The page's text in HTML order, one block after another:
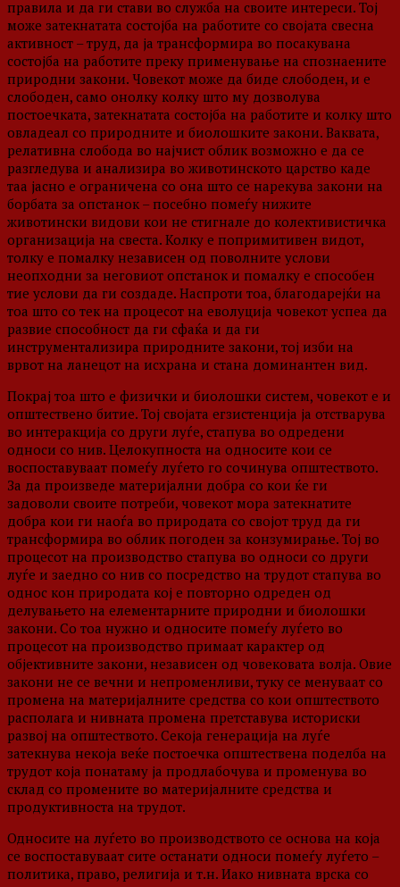
правила и да ги стави во служба на своите интереси. Тој
може затекнатата состојба на работите со својата свесна
активност – труд, да ја трансформира во посакувана
состојба на работите преку применување на спознаените
природни закони. Човекот може да биде слободен, и е
слободен, само онолку колку што му дозволува
постоечката, затекнатата состојба на работите и колку што
овладеал со природните и биолошките закони. Ваквата,
релативна слобода во најчист облик возможно е да се
разгледува и анализира во животинското царство каде
таа јасно е ограничена со она што се нарекува закони на
борбата за опстанок – посебно помеѓу нижите
животински видови кои не стигнале до колективистичка
организација на свеста. Колку е попримитивен видот,
толку е помалку независен од поволните услови
неопходни за неговиот опстанок и помалку е способен
тие услови да ги создаде. Наспроти тоа, благодарејќи на
тоа што со тек на процесот на еволуција човекот успеа да
развие способност да ги сфаќа и да ги
инструментализира природните закони, тој изби на
врвот на ланецот на исхрана и стана доминантен вид.
Покрај тоа што е физички и биолошки систем, човекот е и
општествено битие. Тој својата егзистенција ја отстварува
во интеракција со други луѓе, стапува во одредени
односи со нив. Целокупноста на односите кои се
воспоставуваат помеѓу луѓето го сочинува општеството.
За да произведе материјални добра со кои ќе ги
задоволи своите потреби, човекот мора затекнатите
добра кои ги наоѓа во природата со својот труд да ги
трансформира во облик погоден за конзумирање. Тој во
процесот на производство стапува во односи со други
луѓе и заедно со нив со посредство на трудот стапува во
однос кон природата кој е повторно одреден од
делувањето на елементарните природни и биолошки
закони. Со тоа нужно и односите помеѓу луѓето во
процесот на производство примаат карактер од
објективните закони, независен од човековата волја. Овие
закони не се вечни и непроменливи, туку се менуваат со
промена на материјалните средства со кои општеството
располага и нивната промена претставува историски
развој на општеството. Секоја генерација на луѓе
затекнува некоја веќе постоечка општествена поделба на
трудот која понатаму ја продлабочува и променува во
склад со промените во материјалните средства и
продуктивноста на трудот.
Односите на луѓето во производството се основа на која
се воспоставуваат сите останати односи помеѓу луѓето –
политика, право, религија и т.н. Иако нивната врска со